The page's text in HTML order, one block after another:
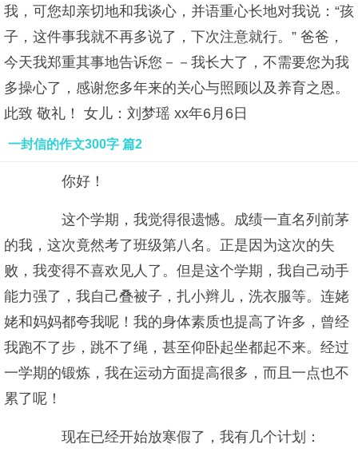
我，可您却亲切地和我谈心，并语重心长地对我说：“孩
子，这件事我就不再多说了，下次注意就行。” 爸爸，
今天我郑重其事地告诉您－－我长大了，不需要您为我
多操心了，感谢您多年来的关心与照顾以及养育之恩。
此致 敬礼！ 女儿：刘梦瑶 xx年6月6日
一封信的作文300字 篇2
你好！
这个学期，我觉得很遗憾。成绩一直名列前茅
的我，这次竟然考了班级第八名。正是因为这次的失
败，我变得不喜欢见人了。但是这个学期，我自己动手
能力强了，我自己叠被子，扎小辫儿，洗衣服等。连姥
姥和妈妈都夸我呢！我的身体素质也提高了许多，曾经
我跑不了步，跳不了绳，甚至仰卧起坐都起不来。经过
一学期的锻炼，我在运动方面提高很多，而且一点也不
累了呢！
现在已经开始放寒假了，我有几个计划：